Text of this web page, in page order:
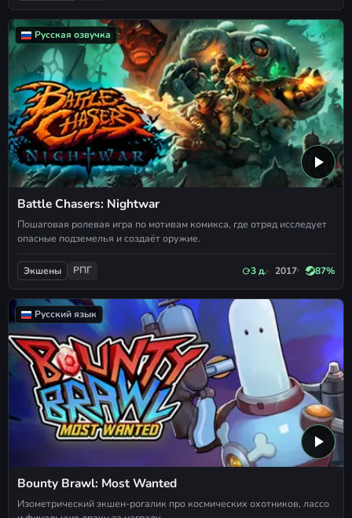
Русская озвучка
Battle Chasers: Nightwar
Пошаговая ролевая игра по мотивам комикса, где отряд исследует
опасные подземелья и создаёт оружие.
Экшены РПГ 3 д. 2017 87%
Русский язык
Bounty Brawl: Most Wanted
Изометрический экшен-рогалик про космических охотников, лассо